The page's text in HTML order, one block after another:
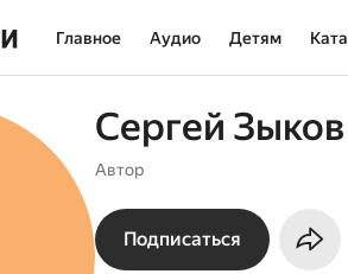
Главное Аудио Детям
Сергей Зыков
Автор
Подписаться